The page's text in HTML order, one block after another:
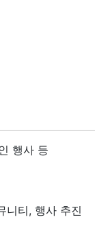
행사 등
니티, 행사 추진